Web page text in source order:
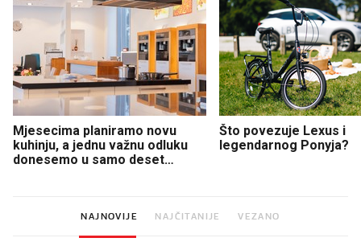
Mjesecima planiramo novu
kuhinju, a jednu važnu odluku
donesemo u samo deset
Što povezuje Lexus i
legendarnog Ponyja?
NAJNOVIJE NAJČITANIJE VEZANO